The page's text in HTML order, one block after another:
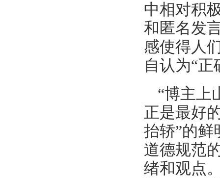
中相对积
和匿名发
感使得人
自认为“正
“博主上
正是最好
抬轿”的鲜
道德规范
绪和观点